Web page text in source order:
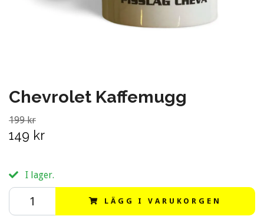
Chevrolet Kaffemugg
199 kr
149 kr
I lager.
LÄGG I VARUKORGEN